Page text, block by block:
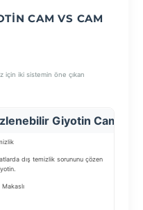
CAM VS CAM
için iki sistemin öne çıkan
Giyotin Cam
dış temizlik sorununu çözen